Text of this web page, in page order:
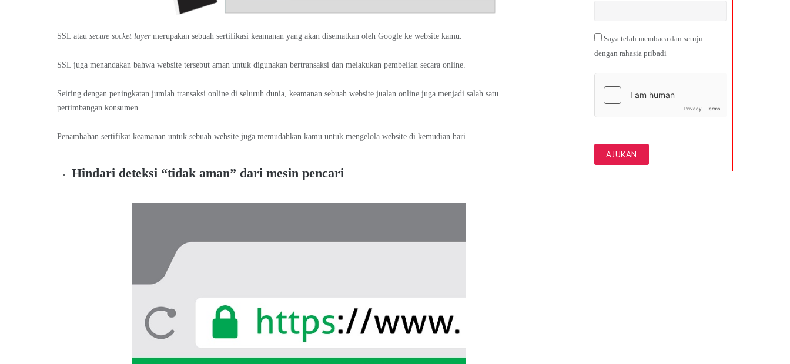
SSL atau secure socket layermerupakan sebuah sertifikasi keamanan yang akan disematkan oleh Google ke website kamu.
SSL juga menandakan bahwa website tersebut aman untuk digunakan bertransaksi dan melakukan pembelian secara online.
Seiring dengan peningkatan jumlah transaksi online di seluruh dunia, keamanan sebuah website jualan online juga menjadi salah satu
pertimbangan konsumen.
Penambahan sertifikat keamanan untuk sebuah website juga memudahkan kamu untuk mengelola website di kemudian hari.
Hindari deteksi “tidak aman” dari mesin pencari
Saya telah membaca dan setuju
dengan rahasia pribadi